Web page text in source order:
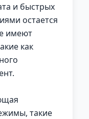
и быстрых
остается
имеют
как
такие